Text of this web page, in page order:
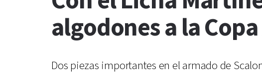
algodones a la
Dos piezas importantes en el armado de